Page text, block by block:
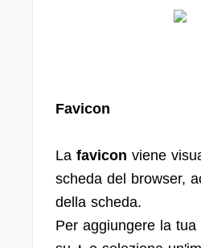
Favicon
La favicon viene
scheda del browser,
della scheda.
Per aggiungere la